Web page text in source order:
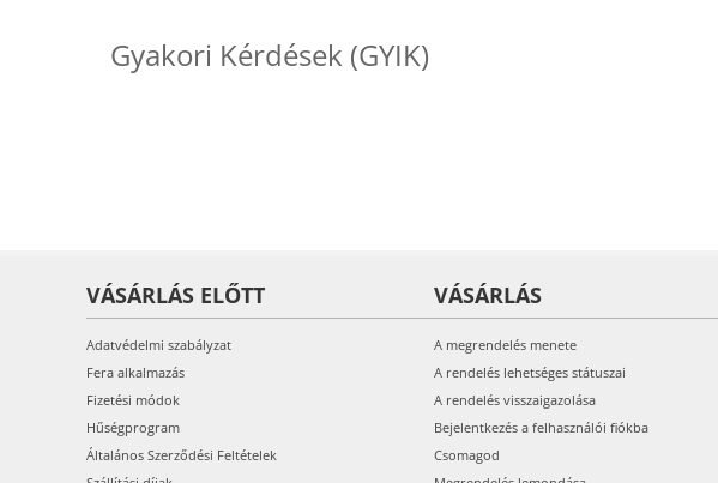
Gyakori Kérdések (GYIK)
VÁSÁRLÁS ELŐTT
Adatvédelmi szabályzat
Fera alkalmazás
Fizetési módok
Hűségprogram
Általános Szerződési Feltételek
VÁSÁRLÁS
A megrendelés menete
A rendelés lehetséges státuszai
A rendelés visszaigazolása
Bejelentkezés a felhasználói fiókba
Csomagod